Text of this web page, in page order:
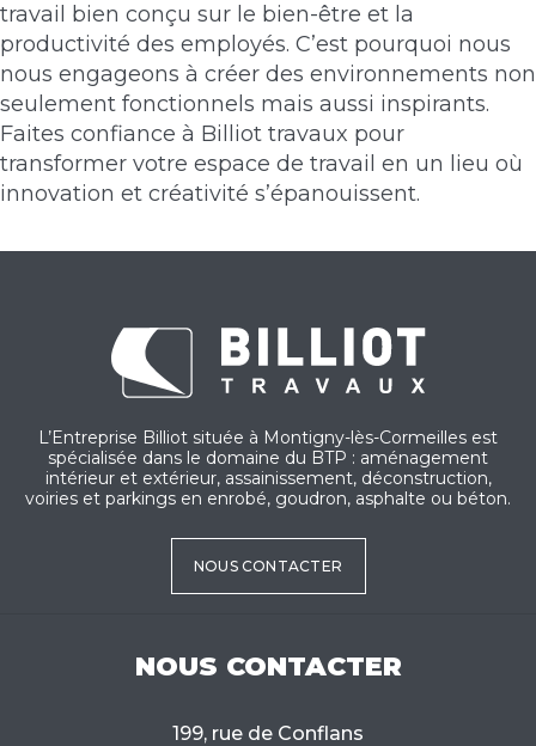
travail bien conçu sur le bien-être et la
productivité des employés. C’est pourquoi nous
nous engageons à créer des environnements non
seulement fonctionnels mais aussi inspirants.
Faites confiance à Billiot travaux pour
transformer votre espace de travail en un lieu où
innovation et créativité s’épanouissent.
L’Entreprise Billiot située à Montigny-lès-Cormeilles est
spécialisée dans le domaine du BTP : aménagement
intérieur et extérieur, assainissement, déconstruction,
voiries et parkings en enrobé, goudron, asphalte ou béton.
NOUS CONTACTER
NOUS CONTACTER
199, rue de Conflans